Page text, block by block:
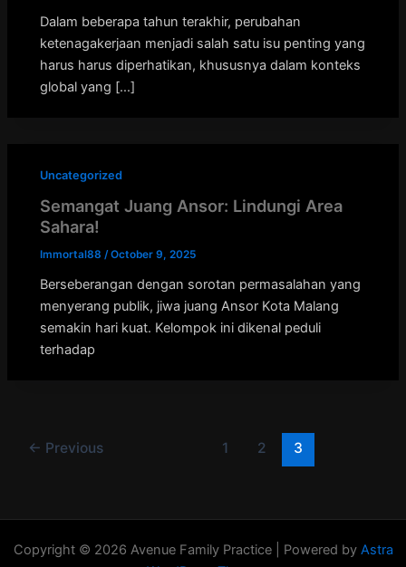
Dalam beberapa tahun terakhir, perubahan
ketenagakerjaan menjadi salah satu isu penting yang
harus harus diperhatikan, khususnya dalam konteks
global yang […]
Uncategorized
Semangat Juang Ansor: Lindungi Area
Sahara!
Immortal88/October 9, 2025
Berseberangan dengan sorotan permasalahan yang
menyerang publik, jiwa juang Ansor Kota Malang
semakin hari kuat. Kelompok ini dikenal peduli
terhadap
← Previous 1 2 3
Copyright © 2026 Avenue Family Practice | Powered by Astra